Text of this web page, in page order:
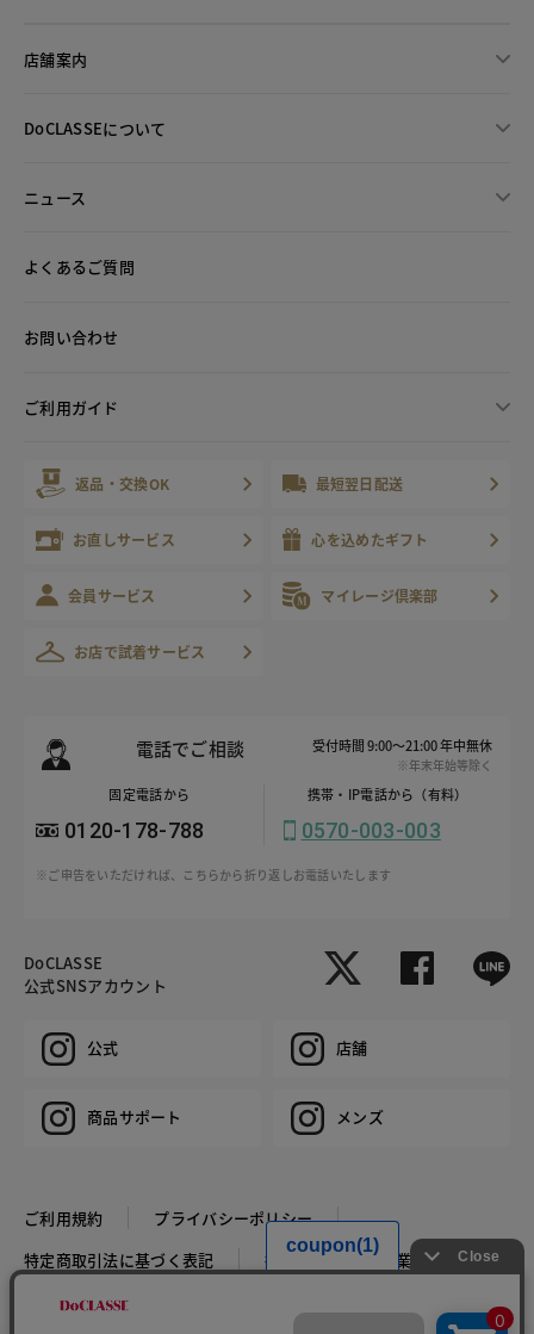
店舗案内
DoCLASSEについて
ニュース
よくあるご質問
お問い合わせ
ご利用ガイド
返品・交換OK 最短翌日配送
お直しサービス 心を込めたギフト
会員サービス マイレージ倶楽部
お店で試着サービス
電話でご相談 受付時間 9:00～21:00 年中無休
※年末年始等除く
固定電話から
0120-178-788
携帯・IP電話から（有料）
0570-003-003
※ご申告をいただければ、こちらから折り返しお電話いたします
DoCLASSE
公式SNSアカウント
公式 店舗
商品サポート メンズ
ご利用規約
プライバシーポリシー
特定商取引法に基づく表記
推奨環境 企業情報
COPYRIGHT © DoCLASSE ALL RIGHTS RESERVED.